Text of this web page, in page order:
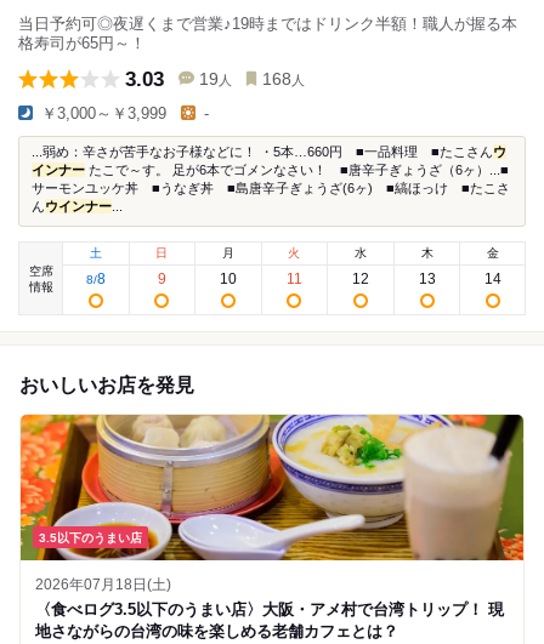
当日予約可◎夜遅くまで営業♪19時まではドリンク半額！職人が握る本
格寿司が65円～！
3.03 19 人 168 人
￥3,000～￥3,999 -
...弱め：辛さが苦手なお子様などに！ ・5本…660円 ■一品料理 ■たこさんウ
インナー たこで～す。 足が6本でゴメンなさい！ ■唐辛子ぎょうざ（6ヶ）...■
サーモンユッケ丼 ■うなぎ丼 ■島唐辛子ぎょうざ(6ヶ) ■縞ほっけ ■たこさ
んウインナー
空席
情報
土
8/8
日
9
月
10
火
11
水
12
木
13
金
14
おいしいお店を発見
3.5以下のうまい店
2026年07月18日(土)
〈食べログ3.5以下のうまい店〉大阪・アメ村で台湾トリップ！ 現
地さながらの台湾の味を楽しめる老舗カフェとは？